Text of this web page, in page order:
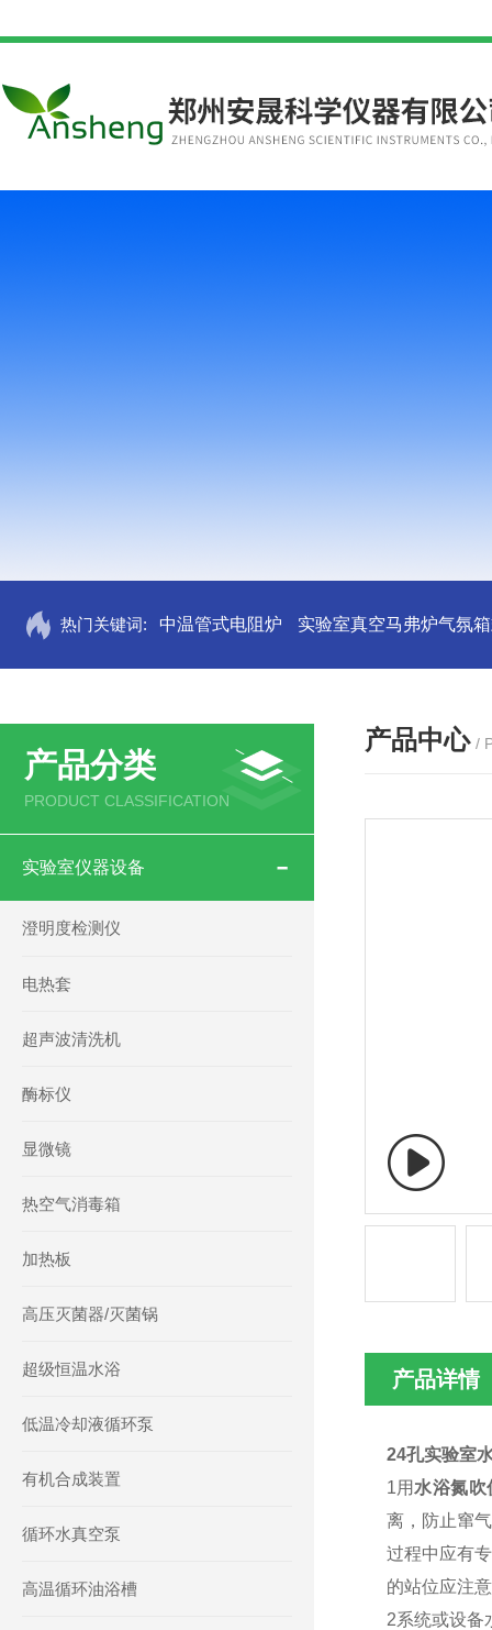
热门关键词: 中温管式电阻炉 实验室真空马弗炉气氛
产品分类
PRODUCT CLASSIFICATION
实验室仪器设备
澄明度检测仪
电热套
超声波清洗机
酶标仪
显微镜
热空气消毒箱
加热板
高压灭菌器/灭菌锅
超级恒温水浴
低温冷却液循环泵
有机合成装置
循环水真空泵
高温循环油浴槽
产品中心 /
产品详情
24孔实验室
1用 水浴氮吹
离，防止窜
过程中应有
的站位应注
2系统或设备